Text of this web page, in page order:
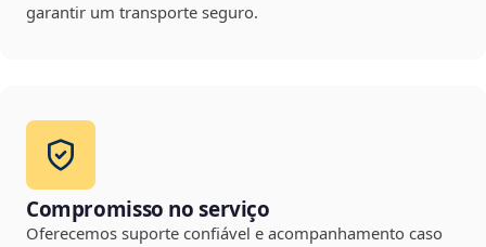
garantir um transporte seguro.
Compromisso no serviço
Oferecemos suporte confiável e acompanhamento caso